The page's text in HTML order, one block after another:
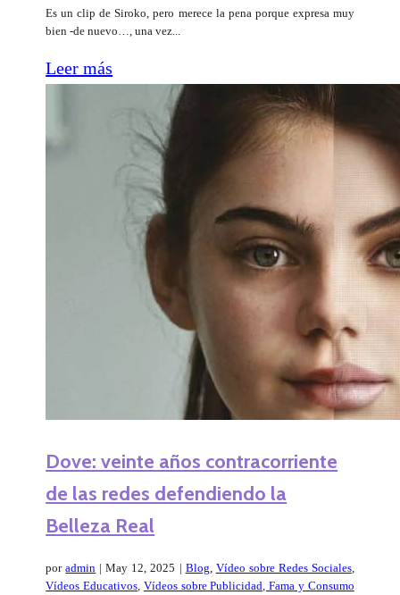
Es un clip de Siroko, pero merece la pena porque expresa muy
bien -de nuevo…, una vez...
Leer más
Dove: veinte años contracorriente
de las redes defendiendo la
Belleza Real
poradmin |May 12, 2025 | Blog Vídeo sobre Redes Sociales,
Vídeos Educativos Vídeos sobre Publicidad, Fama y Consumo